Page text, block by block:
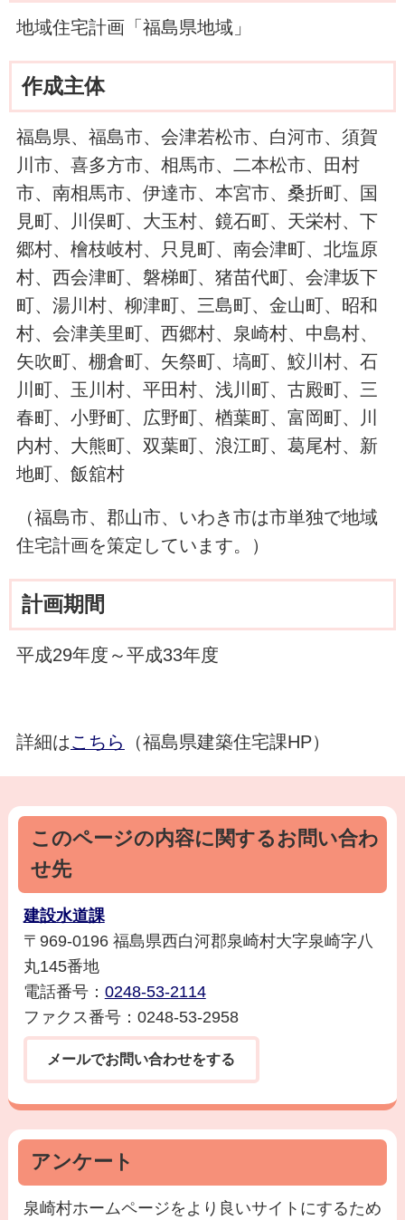
地域住宅計画「福島県地域」
作成主体
福島県、福島市、会津若松市、白河市、須賀
川市、喜多方市、相馬市、二本松市、田村
市、南相馬市、伊達市、本宮市、桑折町、国
見町、川俣町、大玉村、鏡石町、天栄村、下
郷村、檜枝岐村、只見町、南会津町、北塩原
村、西会津町、磐梯町、猪苗代町、会津坂下
町、湯川村、柳津町、三島町、金山町、昭和
村、会津美里町、西郷村、泉崎村、中島村、
矢吹町、棚倉町、矢祭町、塙町、鮫川村、石
川町、玉川村、平田村、浅川町、古殿町、三
春町、小野町、広野町、楢葉町、富岡町、川
内村、大熊町、双葉町、浪江町、葛尾村、新
地町、飯舘村
（福島市、郡山市、いわき市は市単独で地域
住宅計画を策定しています。）
計画期間
平成29年度～平成33年度
詳細はこちら （福島県建築住宅課HP）
このページの内容に関するお問い合わ
せ先
建設水道課
〒969-0196 福島県西白河郡泉崎村大字泉崎字八
丸145番地
電話番号： 0248-53-2114
ファクス番号：0248-53-2958
メールでお問い合わせをする
アンケート
泉崎村ホームページをより良いサイトにするため